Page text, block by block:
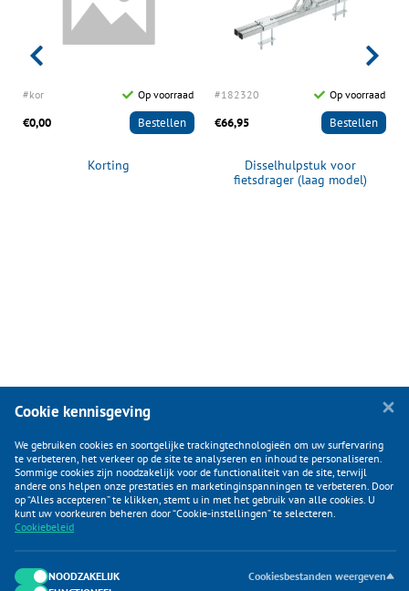
#kor Op voorraad
€0,00 Bestellen
Korting
#182320 Op voorraad
€66,95 Bestellen
Disselhulpstuk voor
fietsdrager (laag model)
KLANTENSERVICE
CATEGORIEËN
DUIJVELAAR E-COMMERCE
Cookie kennisgeving
We gebruiken cookies en soortgelijke trackingtechnologieën om uw surfervaring
te verbeteren, het verkeer op de site te analyseren en inhoud te personaliseren.
Sommige cookies zijn noodzakelijk voor de functionaliteit van de site, terwijl
andere ons helpen onze prestaties en marketinginspanningen te verbeteren. Door
op “Alles accepteren” te klikken, stemt u in met het gebruik van alle cookies. U
kunt uw voorkeuren beheren door “Cookie-instellingen” te selecteren.
Cookiebeleid
NOODZAKELIJK
Cookiesbestanden weergeven